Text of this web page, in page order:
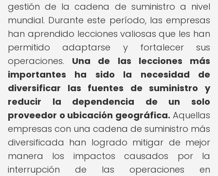
gestión de la cadena de suministro a nivel
mundial. Durante este período, las empresas
han aprendido lecciones valiosas que les han
permitido adaptarse y fortalecer sus
operaciones. Una de las lecciones más
importantes ha sido la necesidad de
diversificar las fuentes de suministro y
reducir la dependencia de un solo
proveedor o ubicación geográfica. Aquellas
empresas con una cadena de suministro más
diversificada han logrado mitigar de mejor
manera los impactos causados por la
interrupción de las operaciones en